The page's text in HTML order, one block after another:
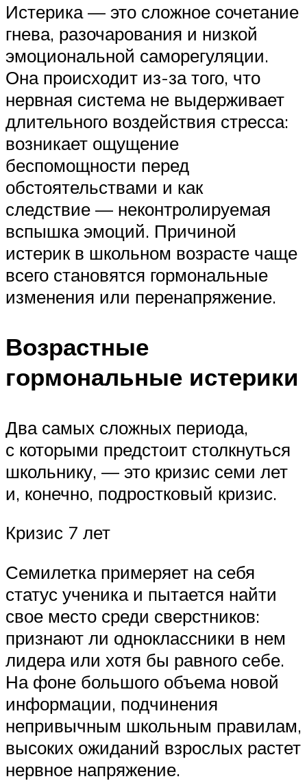
Истерика — это сложное сочетание
гнева, разочарования и низкой
эмоциональной саморегуляции.
Она происходит из-за того, что
нервная система не выдерживает
длительного воздействия стресса:
возникает ощущение
беспомощности перед
обстоятельствами и как
следствие — неконтролируемая
вспышка эмоций. Причиной
истерик в школьном возрасте чаще
всего становятся гормональные
изменения или перенапряжение.
Возрастные
гормональные истерики
Два самых сложных периода,
с которыми предстоит столкнуться
школьнику, — это кризис семи лет
и, конечно, подростковый кризис.
Кризис 7 лет
Семилетка примеряет на себя
статус ученика и пытается найти
свое место среди сверстников:
признают ли одноклассники в нем
лидера или хотя бы равного себе.
На фоне большого объема новой
информации, подчинения
непривычным школьным правилам,
высоких ожиданий взрослых растет
нервное напряжение.